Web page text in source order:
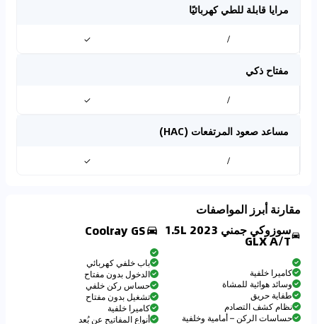
مرايا قابلة للطي كهربائيًا
/
✓
مفتاح ذكي
/
✓
مساعد صعود المرتفعات (HAC)
/
✓
مقارنة أبرز المواصفات
سوزوكي جمني 2023 1.5L
GLX A/T
كاميرا خلفية
وسائد هوائية للمشاة
طفاية حريق
نظام كشف التصادم
حساسات الركن – أمامية وخلفية
Coolray GS
باب خلفي كهربائي
الدخول بدون مفتاح
حساس ركن خلفي
تشغيل بدون مفتاح
كاميرا خلفية
أنواع المفاتيح عن بُعد